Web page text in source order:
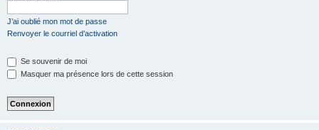
J’ai oublié mon mot de passe
Renvoyer le courriel d’activation
Se souvenir de moi
Masquer ma présence lors de cette session